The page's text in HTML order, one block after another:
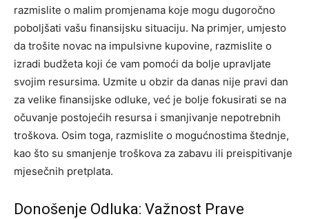
razmislite o malim promjenama koje mogu dugoročno
poboljšati vašu finansijsku situaciju. Na primjer, umjesto
da trošite novac na impulsivne kupovine, razmislite o
izradi budžeta koji će vam pomoći da bolje upravljate
svojim resursima. Uzmite u obzir da danas nije pravi dan
za velike finansijske odluke, već je bolje fokusirati se na
očuvanje postojećih resursa i smanjivanje nepotrebnih
troškova. Osim toga, razmislite o mogućnostima štednje,
kao što su smanjenje troškova za zabavu ili preispitivanje
mjesečnih pretplata.
Donošenje Odluka: Važnost Prave